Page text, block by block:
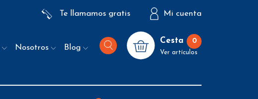
Te llamamos gratis Mi cuenta
Nosotros Blog
Cesta 0
Ver artículos